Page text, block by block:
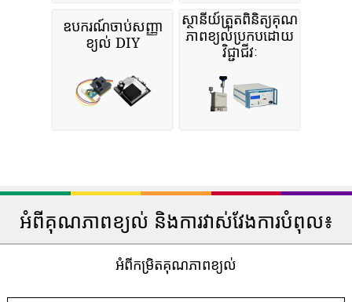
ឧបករណ៍ចាប់សញ្ញា
ខ្យល់ DIY
ស្ថានីយ៍ត្រួតពិនិត្យគុណ
ភាពខ្យល់ប្រកបដោយ
វិជ្ជាជីវៈ
អំពីគុណភាពខ្យល់ និងការវាស់វែងការបំពុល៖
អំពីកម្រិតគុណភាពខ្យល់